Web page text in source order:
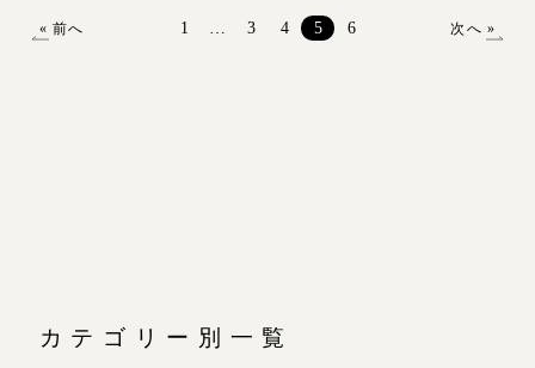
稿
« 前へ 1 … 3 4 5 6 次へ »
カテゴリー別一覧